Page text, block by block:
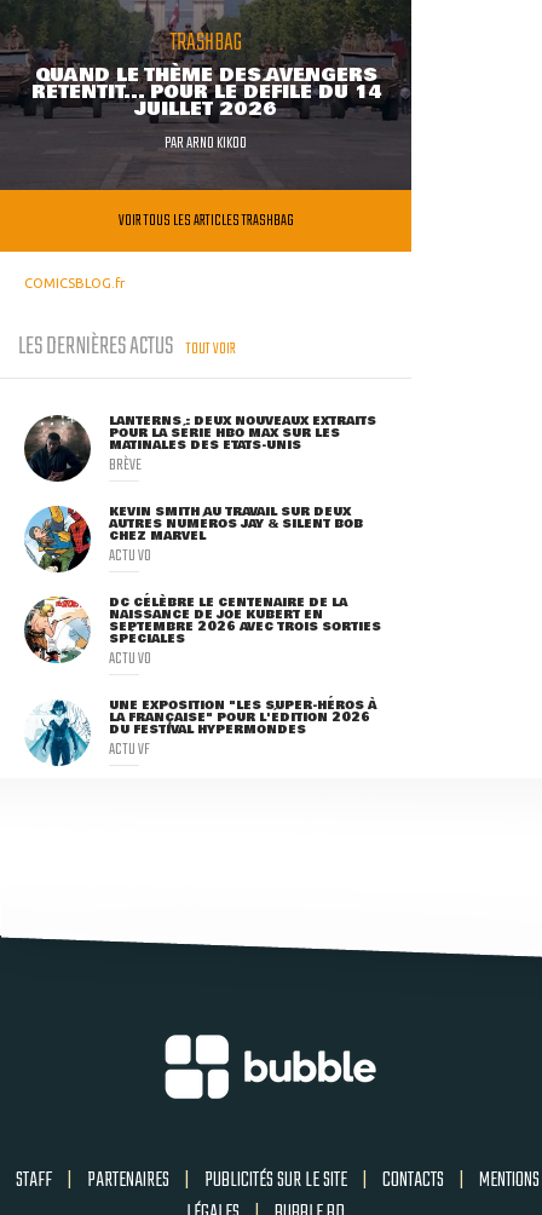
TRASHBAG
QUAND LE THÈME DES AVENGERS
RETENTIT... POUR LE DÉFILÉ DU 14
JUILLET 2026
PARARNO KIKOO
VOIR TOUS LES ARTICLES TRASHBAG
COMICSBLOG.fr
LES DERNIÈRES ACTUS TOUT VOIR
LANTERNS : DEUX NOUVEAUX EXTRAITS
POUR LA SÉRIE HBO MAX SUR LES
MATINALES DES ETATS-UNIS
BRÈVE
KEVIN SMITH AU TRAVAIL SUR DEUX
AUTRES NUMÉROS JAY & SILENT BOB
CHEZ MARVEL
ACTU VO
DC CÉLÈBRE LE CENTENAIRE DE LA
NAISSANCE DE JOE KUBERT EN
SEPTEMBRE 2026 AVEC TROIS SORTIES
SPÉCIALES
ACTU VO
UNE EXPOSITION "LES SUPER-HÉROS À
LA FRANÇAISE" POUR L'ÉDITION 2026
DU FESTIVAL HYPERMONDES
ACTU VF
STAFF | PARTENAIRES | PUBLICITÉS SUR LE SITE | CONTACTS | MENTIONS